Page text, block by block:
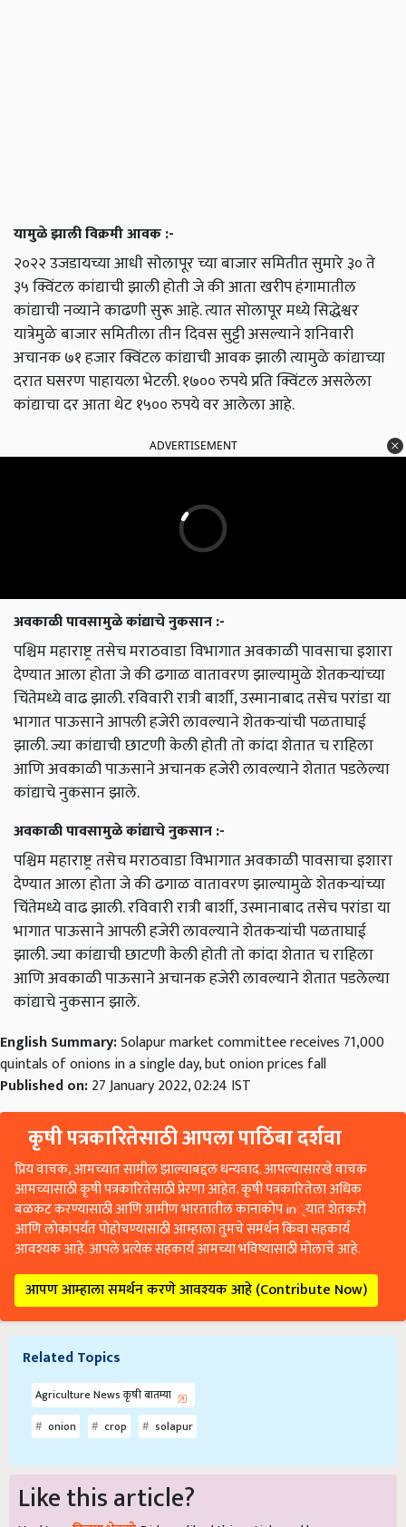
यामुळे झाली विक्रमी आवक :-
२०२२ उजडायच्या आधी सोलापूर च्या बाजार समितीत सुमारे ३० ते
३५ क्विंटल कांद्याची झाली होती जे की आता खरीप हंगामातील
कांद्याची नव्याने काढणी सुरू आहे. त्यात सोलापूर मध्ये सिद्धेश्वर
यात्रेमुळे बाजार समितीला तीन दिवस सुट्टी असल्याने शनिवारी
अचानक ७१ हजार क्विंटल कांद्याची आवक झाली त्यामुळे कांद्याच्या
दरात घसरण पाहायला भेटली. १७०० रुपये प्रति क्विंटल असलेला
कांद्याचा दर आता थेट १५०० रुपये वर आलेला आहे.
ADVERTISEMENT
अवकाळी पावसामुळे कांद्याचे नुकसान :-
पश्चिम महाराष्ट्र तसेच मराठवाडा विभागात अवकाळी पावसाचा इशारा
देण्यात आला होता जे की ढगाळ वातावरण झाल्यामुळे शेतकऱ्यांच्या
चिंतेमध्ये वाढ झाली. रविवारी रात्री बार्शी, उस्मानाबाद तसेच परांडा या
भागात पाऊसाने आपली हजेरी लावल्याने शेतकऱ्यांची पळताघाई
झाली. ज्या कांद्याची छाटणी केली होती तो कांदा शेतात च राहिला
आणि अवकाळी पाऊसाने अचानक हजेरी लावल्याने शेतात पडलेल्या
कांद्याचे नुकसान झाले.
अवकाळी पावसामुळे कांद्याचे नुकसान :-
पश्चिम महाराष्ट्र तसेच मराठवाडा विभागात अवकाळी पावसाचा इशारा
देण्यात आला होता जे की ढगाळ वातावरण झाल्यामुळे शेतकऱ्यांच्या
चिंतेमध्ये वाढ झाली. रविवारी रात्री बार्शी, उस्मानाबाद तसेच परांडा या
भागात पाऊसाने आपली हजेरी लावल्याने शेतकऱ्यांची पळताघाई
झाली. ज्या कांद्याची छाटणी केली होती तो कांदा शेतात च राहिला
आणि अवकाळी पाऊसाने अचानक हजेरी लावल्याने शेतात पडलेल्या
कांद्याचे नुकसान झाले.
English Summary:Solapur market committee receives 71,000
quintals of onions in a single day, but onion prices fall
Published on:27 January 2022, 02:24 IST
कृषी पत्रकारितेसाठी आपला पाठिंबा दर्शवा
प्रिय वाचक, आमच्यात सामील झाल्याबद्दल धन्यवाद. आपल्यासारखे वाचक
आमच्यासाठी कृषी पत्रकारितेसाठी प्रेरणा आहेत. कृषी पत्रकारितेला अधिक
बळकट करण्यासाठी आणि ग्रामीण भारतातील कानाकोप in्यात शेतकरी
आणि लोकांपर्यंत पोहोचण्यासाठी आम्हाला तुमचे समर्थन किंवा सहकार्य
आवश्यक आहे. आपले प्रत्येक सहकार्य आमच्या भविष्यासाठी मोलाचे आहे.
आपण आम्हाला समर्थन करणे आवश्यक आहे (Contribute Now)
Related Topics
Agriculture News कृषी बातम्या
onion
crop solapur
Like this article?